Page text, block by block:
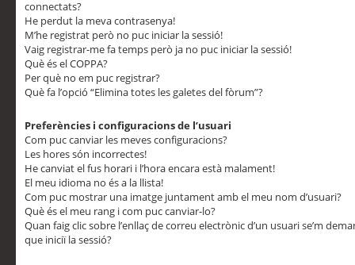
connectats?
He perdut la meva contrasenya!
M’he registrat però no puc iniciar la sessió!
Vaig registrar-me fa temps però ja no puc iniciar la sessió!
Què és el COPPA?
Per què no em puc registrar?
Què fa l’opció “Elimina totes les galetes del fòrum”?
Preferències i configuracions de l’usuari
Com puc canviar les meves configuracions?
Les hores són incorrectes!
He canviat el fus horari i l’hora encara està malament!
El meu idioma no és a la llista!
Com puc mostrar una imatge juntament amb el meu nom d’usuari?
Què és el meu rang i com puc canviar-lo?
Quan faig clic sobre l’enllaç de correu electrònic d’un usuari se’m
que iniciï la sessió?